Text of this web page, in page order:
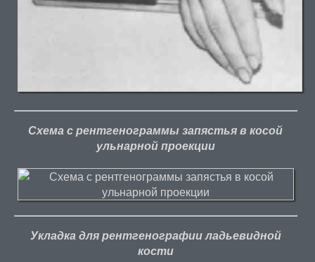
Схема с рентгенограммы запястья в косой
ульнарной проекции
Укладка для рентгенографии ладьевидной
кости